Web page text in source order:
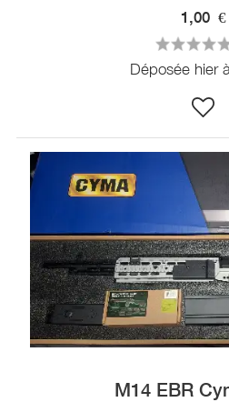
1,00 €
Déposée hier
M14 EBR